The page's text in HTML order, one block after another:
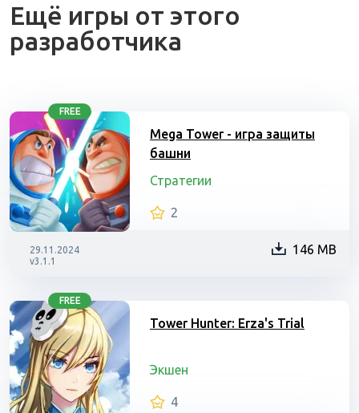
Ещё игры от этого
разработчика
FREE
Mega Tower - игра защиты
башни
Стратегии
2
29.11.2024
v3.1.1
146 MB
FREE
Tower Hunter: Erza's Trial
Экшен
4